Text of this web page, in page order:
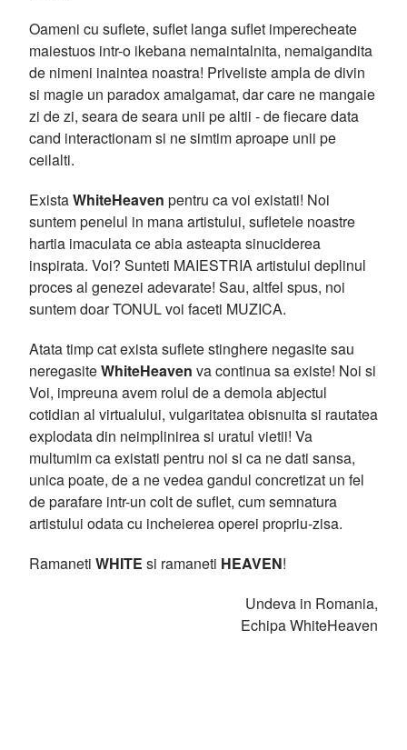
Oameni cu suflete, suflet langa suflet imperecheate
maiestuos intr-o ikebana nemaintalnita, nemaigandita
de nimeni inaintea noastra! Priveliste ampla de divin
si magie un paradox amalgamat, dar care ne mangaie
zi de zi, seara de seara unii pe altii - de fiecare data
cand interactionam si ne simtim aproape unii pe
ceilalti.
ExistaWhiteHeaven pentru ca voi existati! Noi
suntem penelul in mana artistului, sufletele noastre
hartia imaculata ce abia asteapta sinuciderea
inspirata. Voi? Sunteti MAIESTRIA artistului deplinul
proces al genezei adevarate! Sau, altfel spus, noi
suntem doar TONUL voi faceti MUZICA.
Atata timp cat exista suflete stinghere negasite sau
neregasiteWhiteHeaven va continua sa existe! Noi si
Voi, impreuna avem rolul de a demola abjectul
cotidian al virtualului, vulgaritatea obisnuita si rautatea
explodata din neimplinirea si uratul vietii! Va
multumim ca existati pentru noi si ca ne dati sansa,
unica poate, de a ne vedea gandul concretizat un fel
de parafare intr-un colt de suflet, cum semnatura
artistului odata cu incheierea operei propriu-zisa.
Ramaneti WHITE si ramaneti HEAVEN!
Undeva in Romania,
Echipa WhiteHeaven